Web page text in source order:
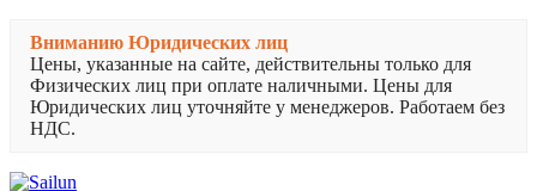
Вниманию Юридических лиц
Цены, указанные на сайте, действительны только для
Физических лиц при оплате наличными. Цены для
Юридических лиц уточняйте у менеджеров. Работаем без
НДС.